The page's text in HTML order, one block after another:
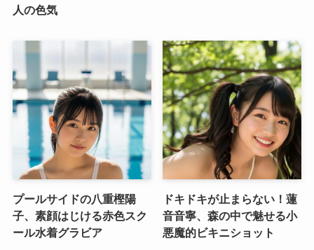
人の色気
プールサイドの八重樫陽
子、素顔はじける赤色スク
ール水着グラビア
ドキドキが止まらない！蓮
音音寧、森の中で魅せる小
悪魔的ビキニショット